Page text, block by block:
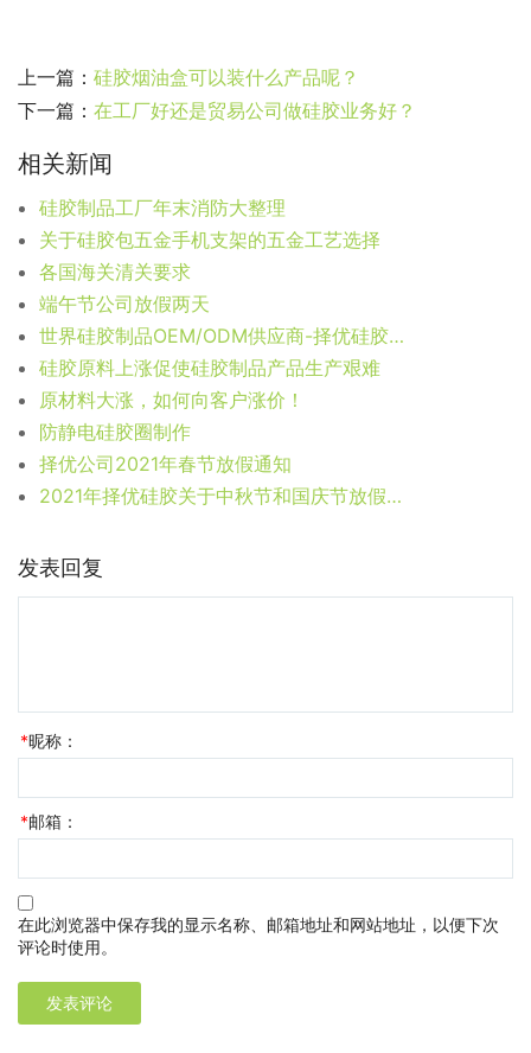
上一篇： 硅胶烟油盒可以装什么产品呢？
下一篇： 在工厂好还是贸易公司做硅胶业务好？
相关新闻
硅胶制品工厂年末消防大整理
关于硅胶包五金手机支架的五金工艺选择
各国海关清关要求
端午节公司放假两天
世界硅胶制品OEM/ODM供应商-择优硅胶工厂2021年会
硅胶原料上涨促使硅胶制品产品生产艰难
原材料大涨，如何向客户涨价！
防静电硅胶圈制作
择优公司2021年春节放假通知
2021年择优硅胶关于中秋节和国庆节放假通知
发表回复
*昵称：
*邮箱：
在此浏览器中保存我的显示名称、邮箱地址和网站地址，以便下次
评论时使用。